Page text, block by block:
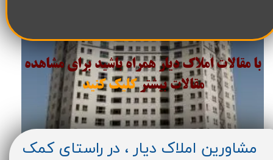
با مقالات املاک دیار همراه باشید برای مشاهده
مقالاتبیشتر کلیک کنید
مشاورین املاک دیار ، در راستای کمک